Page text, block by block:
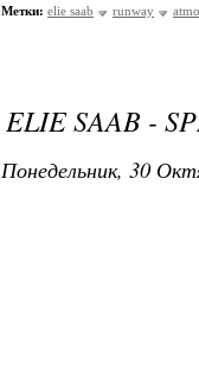
Метки: elie saab runway
ELIE SAAB -
Понедельник, 30